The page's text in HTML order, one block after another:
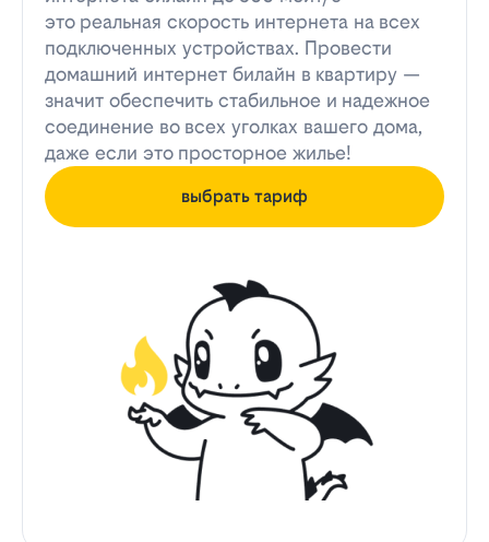
это реальная скорость интернета на всех
подключенных устройствах. Провести
домашний интернет билайн в квартиру —
значит обеспечить стабильное и надежное
соединение во всех уголках вашего дома,
даже если это просторное жилье!
выбрать тариф